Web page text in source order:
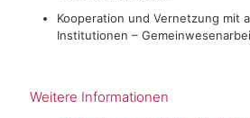
Kooperation und Vernetzung mit
Institutionen –
Weitere Informationen